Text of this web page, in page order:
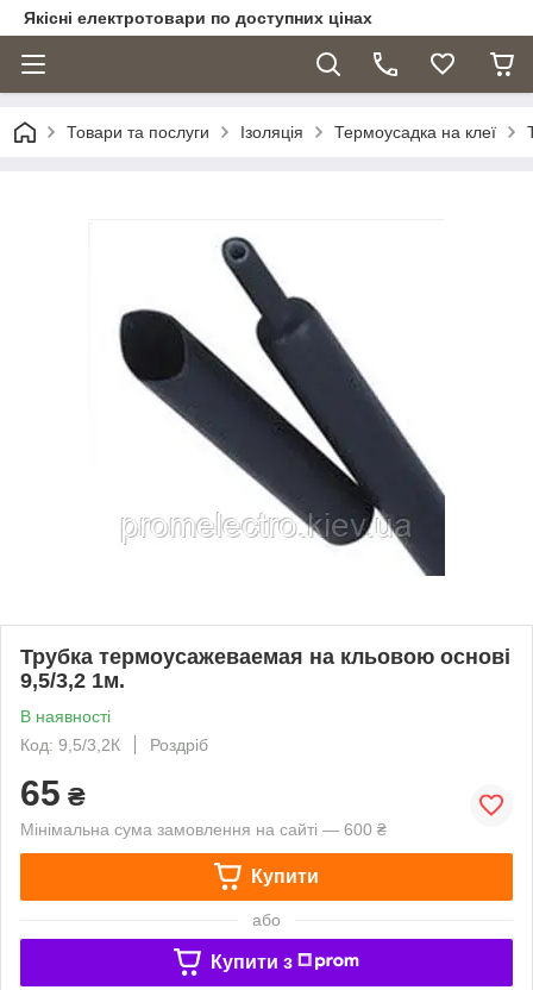
Якісні електротовари по доступних цінах
Товари та послуги Ізоляція Термоусадка на клеї
Трубка термоусажеваемая на кльовою основі
9,5/3,2 1м.
В наявності
Код: 9,5/3,2К
Роздріб
65 ₴
Мінімальна сума замовлення на сайті — 600 ₴
Купити
або
Купити з